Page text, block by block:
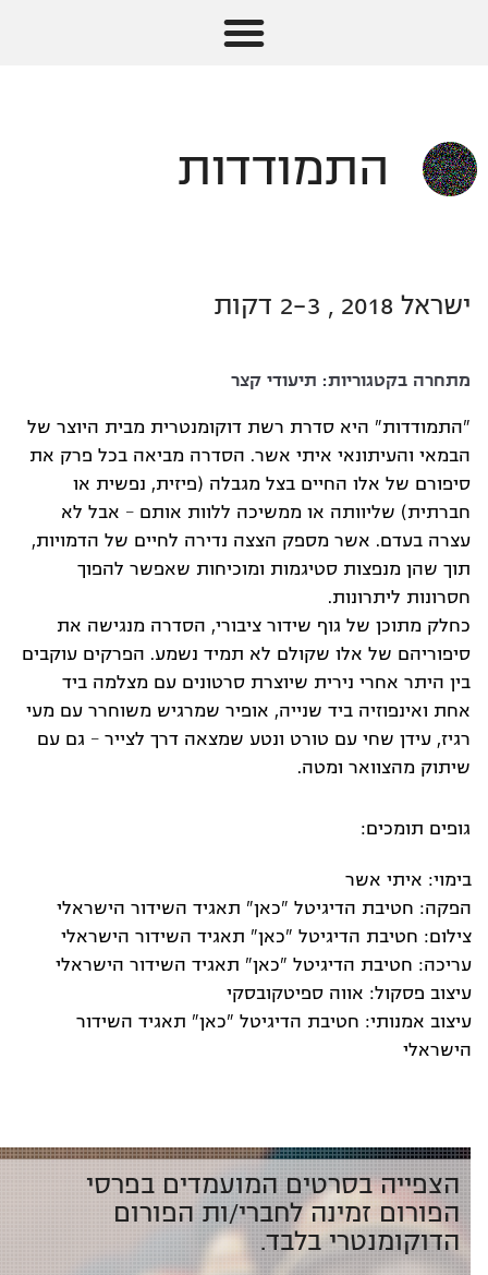
התמודדות
ישראל 2018 , 2-3 דקות
מתחרה בקטגוריות: תיעודי קצר
"התמודדות" היא סדרת רשת דוקומנטרית מבית היוצר של
הבמאי והעיתונאי איתי אשר. הסדרה מביאה בכל פרק את
סיפורם של אלו החיים בצל מגבלה (פיזית, נפשית או
חברתית) שליוותה או ממשיכה ללוות אותם – אבל לא
עצרה בעדם. אשר מספק הצצה נדירה לחיים של הדמויות,
תוך שהן מנפצות סטיגמות ומוכיחות שאפשר להפוך
חסרונות ליתרונות.
כחלק מתוכן של גוף שידור ציבורי, הסדרה מנגישה את
סיפוריהם של אלו שקולם לא תמיד נשמע. הפרקים עוקבים
בין היתר אחרי נירית שיוצרת סרטונים עם מצלמה ביד
אחת ואינפוזיה ביד שנייה, אופיר שמרגיש משוחרר עם מעי
רגיז, עידן שחי עם טורט ונטע שמצאה דרך לצייר – גם עם
שיתוק מהצוואר ומטה.
גופים תומכים:
בימוי: איתי אשר
הפקה: חטיבת הדיגיטל "כאן" תאגיד השידור הישראלי
צילום: חטיבת הדיגיטל "כאן" תאגיד השידור הישראלי
עריכה: חטיבת הדיגיטל "כאן" תאגיד השידור הישראלי
עיצוב פסקול: אווה ספיטקובסקי
עיצוב אמנותי: חטיבת הדיגיטל "כאן" תאגיד השידור
הישראלי
הצפייה בסרטים המועמדים בפרסי
הפורום זמינה לחברי/ות הפורום
הדוקומנטרי בלבד.